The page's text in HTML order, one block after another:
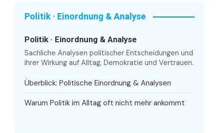
Politik · Einordnung & Analyse
Politik · Einordnung & Analyse
Sachliche Analysen politischer Entscheidungen und
ihrer Wirkung auf Alltag, Demokratie und Vertrauen.
Überblick: Politische Einordnung & Analysen
Warum Politik im Alltag oft nicht mehr ankommt